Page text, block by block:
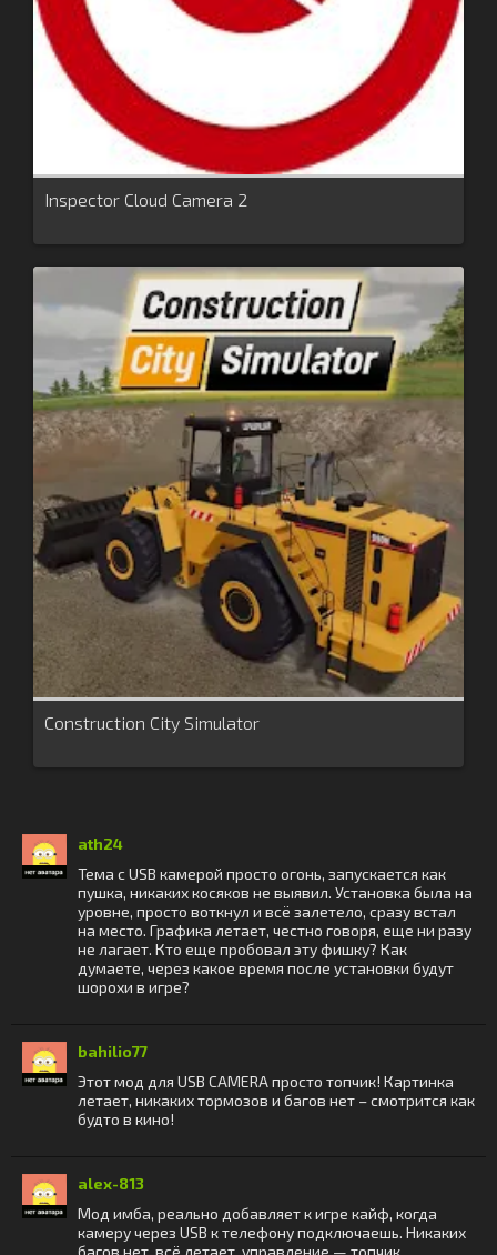
Inspector Cloud Camera 2
Construction City Simulator
ath24
Тема с USB камерой просто огонь, запускается как
пушка, никаких косяков не выявил. Установка была на
уровне, просто воткнул и всё залетело, сразу встал
на место. Графика летает, честно говоря, еще ни разу
не лагает. Кто еще пробовал эту фишку? Как
думаете, через какое время после установки будут
шорохи в игре?
bahilio77
Этот мод для USB CAMERA просто топчик! Картинка
летает, никаких тормозов и багов нет – смотрится как
будто в кино!
alex-813
Мод имба, реально добавляет к игре кайф, когда
камеру через USB к телефону подключаешь. Никаких
багов нет, всё летает, управление — топчик.